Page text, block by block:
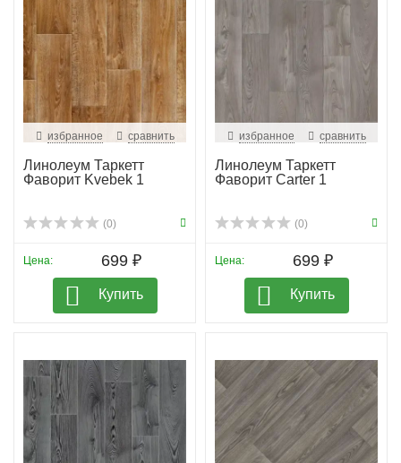
- Экологический сертификат "Листок жизни"
ФАВОРИТ — это не просто покрытие, это
пригласительный билет в мир утонченной роскоши и
надежности. Выберите пол для тех, кто знаком с
истинной ценностью комфорта.
избранное сравнить
Линолеум Таркетт
Фаворит Kvebek 1
(0)
Цена: 699 ₽
Купить
избранное сравнить
Линолеум Таркетт
Фаворит Carter 1
(0)
Цена: 699 ₽
Купить